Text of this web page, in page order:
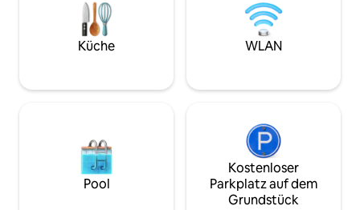
Shuttlebusses zwischen den Stationen
entfernt (der die Standseilbahn in
Arc1600 bedient, die in 10 Minuten den
Bahnhof Bourg St Maurice erreicht).
Skiraum,
Ermäßigungen
Vermietung.
Mai bis Okt.
Küche WLAN
Pool
Kostenloser
Parkplatz auf dem
Grundstück